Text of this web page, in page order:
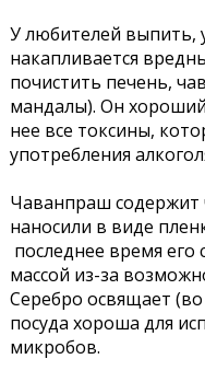
У любителей выпить,
накапливается
почистить печень,
мандалы). Он
нее все токсины,
употребления
Чаванпраш содержит
наносили в виде
последнее время
массой из-за
Серебро освящает (во
посуда хороша для
микробов.